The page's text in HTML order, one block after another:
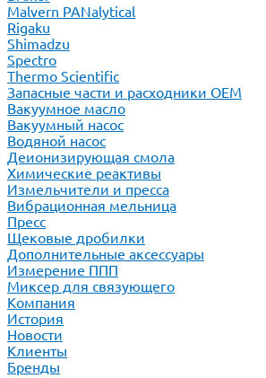
Malvern PANalytical
Rigaku
Shimadzu
Spectro
Thermo Scientific
Запасные части и расходники ОЕМ
Вакуумное масло
Вакуумный насос
Водяной насос
Деионизирующая смола
Химические реактивы
Измельчители и пресса
Вибрационная мельница
Пресс
Щековые дробилки
Дополнительные аксессуары
Измерение ППП
Миксер для связующего
Компания
История
Новости
Клиенты
Бренды